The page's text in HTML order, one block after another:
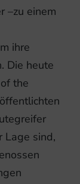
–zu einem
ihre
Die heute
the
Lage sind,